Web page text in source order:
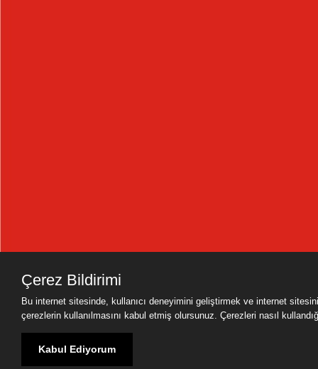
Çerez Bildirimi
Bu internet sitesinde, kullanıcı deneyimini geliştirmek ve internet
çerezlerin kullanılmasını kabul etmiş olursunuz. Çerezleri nasıl
Kabul Ediyorum